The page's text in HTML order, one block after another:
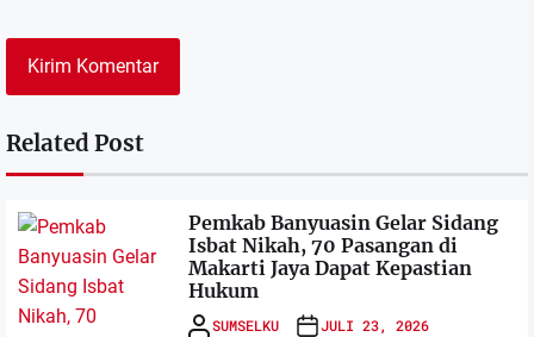
Related Post
Pemkab Banyuasin Gelar Sidang
Isbat Nikah, 70 Pasangan di
Makarti Jaya Dapat Kepastian
Hukum
SUMSELKU JULI 23, 2026